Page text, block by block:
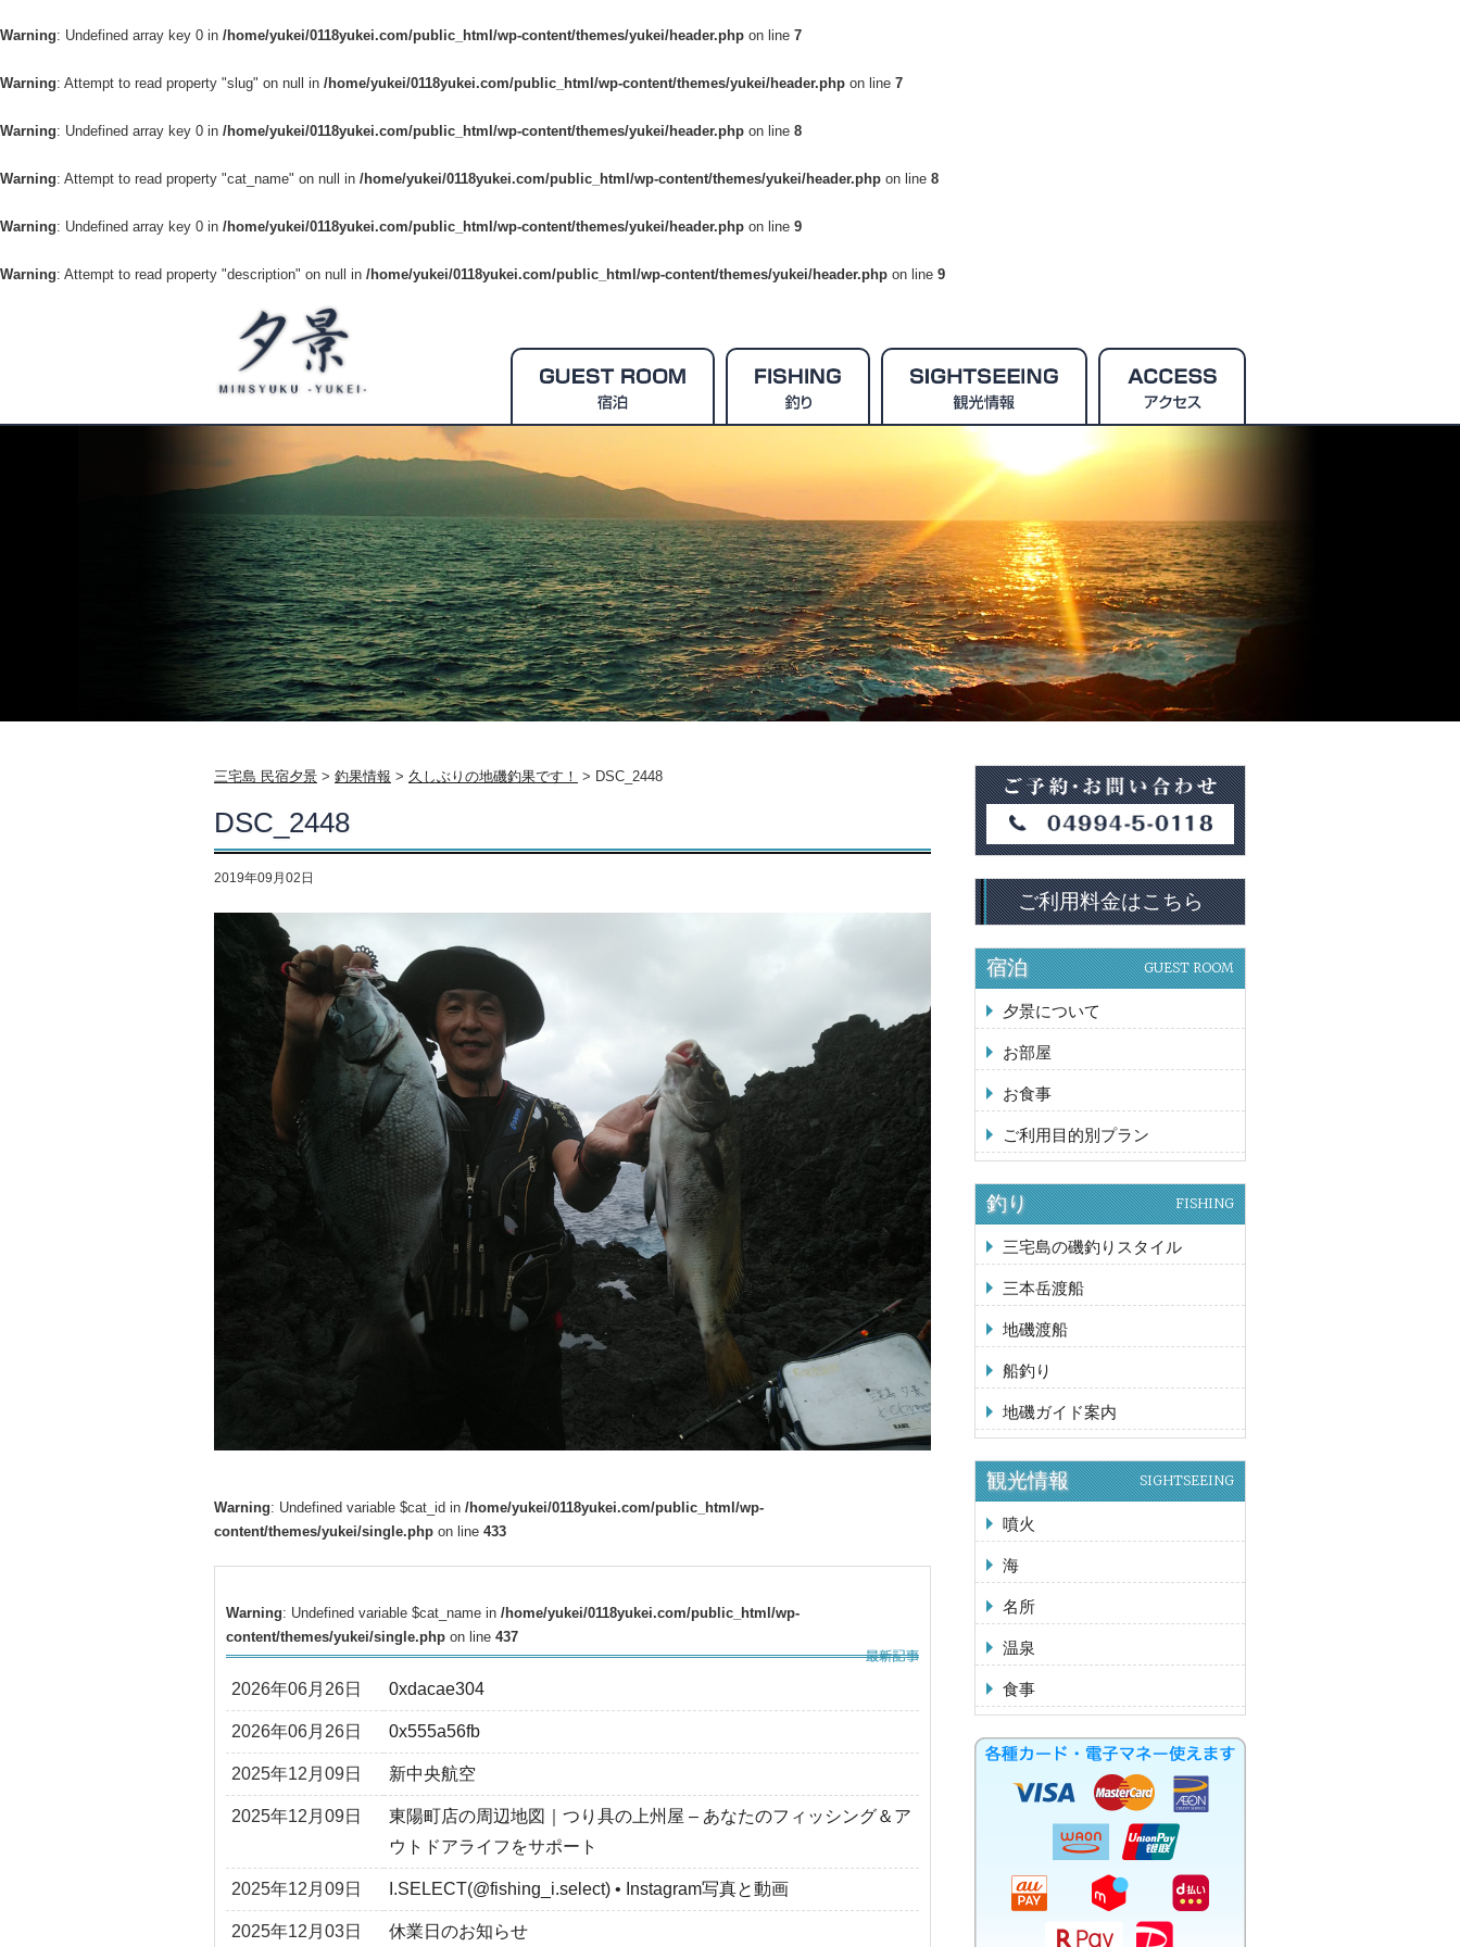
Warning: Undefined array key 0 in /home/yukei/0118yukei.com/public_html/wp-content/themes/yukei/header.php on line 7
Warning: Attempt to read property "slug" on null in /home/yukei/0118yukei.com/public_html/wp-content/themes/yukei/header.php on line 7
Warning: Undefined array key 0 in /home/yukei/0118yukei.com/public_html/wp-content/themes/yukei/header.php on line 8
Warning: Attempt to read property "cat_name" on null in /home/yukei/0118yukei.com/public_html/wp-content/themes/yukei/header.php on line 8
Warning: Undefined array key 0 in /home/yukei/0118yukei.com/public_html/wp-content/themes/yukei/header.php on line 9
Warning: Attempt to read property "description" on null in /home/yukei/0118yukei.com/public_html/wp-content/themes/yukei/header.php on line 9
三宅島 民宿夕景 > 釣果情報 > 久しぶりの地磯釣果です！ > DSC_2448
DSC_2448
2019年09月02日
Warning: Undefined variable $cat_id in /home/yukei/0118yukei.com/public_html/wp-
content/themes/yukei/single.php on line 433
Warning: Undefined variable $cat_name in /home/yukei/0118yukei.com/public_html/wp-
content/themes/yukei/single.php on line 437
2026年06月26日 0xdacae304
2026年06月26日 0x555a56fb
2025年12月09日 新中央航空
2025年12月09日
東陽町店の周辺地図｜つり具の上州屋 – あなたのフィッシング＆ア
ウトドアライフをサポート
2025年12月09日 I.SELECT(@fishing_i.select) • Instagram写真と動画
2025年12月03日 休業日のお知らせ
ご利用料金はこちら
宿泊 GUEST ROOM
夕景について
お部屋
お食事
ご利用目的別プラン
釣り FISHING
三宅島の磯釣りスタイル
三本岳渡船
地磯渡船
船釣り
地磯ガイド案内
観光情報 SIGHTSEEING
噴火
海
名所
温泉
食事